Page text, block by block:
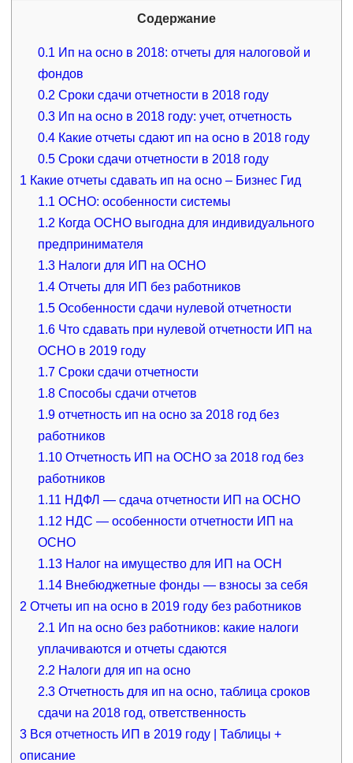
Содержание
0.1 Ип на осно в 2018: отчеты для налоговой и
фондов
0.2 Сроки сдачи отчетности в 2018 году
0.3 Ип на осно в 2018 году: учет, отчетность
0.4 Какие отчеты сдают ип на осно в 2018 году
0.5 Сроки сдачи отчетности в 2018 году
1 Какие отчеты сдавать ип на осно – Бизнес Гид
1.1 ОСНО: особенности системы
1.2 Когда ОСНО выгодна для индивидуального
предпринимателя
1.3 Налоги для ИП на ОСНО
1.4 Отчеты для ИП без работников
1.5 Особенности сдачи нулевой отчетности
1.6 Что сдавать при нулевой отчетности ИП на
ОСНО в 2019 году
1.7 Сроки сдачи отчетности
1.8 Способы сдачи отчетов
1.9 отчетность ип на осно за 2018 год без
работников
1.10 Отчетность ИП на ОСНО за 2018 год без
работников
1.11 НДФЛ — сдача отчетности ИП на ОСНО
1.12 НДС — особенности отчетности ИП на
ОСНО
1.13 Налог на имущество для ИП на ОСН
1.14 Внебюджетные фонды — взносы за себя
2 Отчеты ип на осно в 2019 году без работников
2.1 Ип на осно без работников: какие налоги
уплачиваются и отчеты сдаются
2.2 Налоги для ип на осно
2.3 Отчетность для ип на осно, таблица сроков
сдачи на 2018 год, ответственность
3Вся отчетность ИП в 2019 году | Таблицы +
описание